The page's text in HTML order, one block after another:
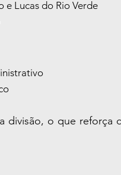
e Lucas do Rio Verde
divisão, o que reforça